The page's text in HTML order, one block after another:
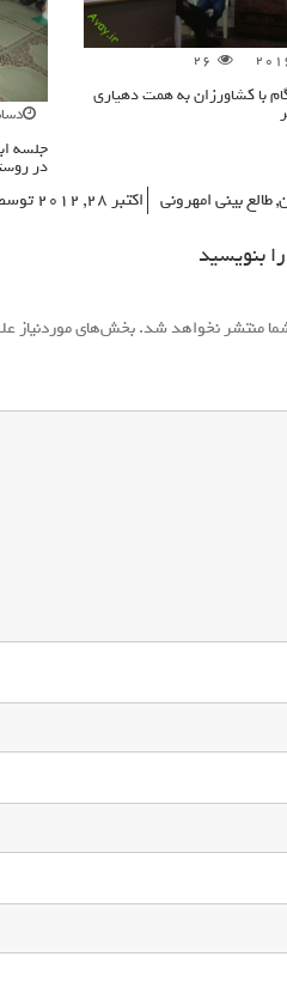
26
با کشاورزان به همت دهیاری
دسامبر
جلسه
در
,طالع بینی امهرونی اکتبر 28, 2012
بنویسید
منتشر نخواهد شد.بخش‌های موردنیاز